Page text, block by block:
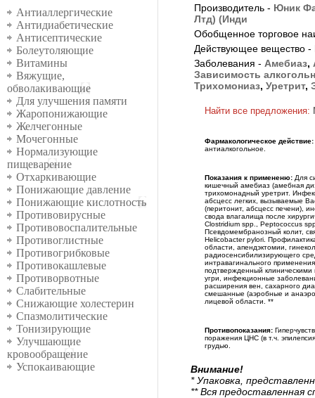
Группы
Антиаллергические
Антидиабетические
Антисептические
Болеутоляющие
Витамины
Вяжущие,
обволакивающие
Для улучшения памяти
Жаропонижающие
Желчегонные
Мочегонные
Нормализующие
пищеварение
Отхаркивающие
Понижающие давление
Понижающие кислотность
Противовирусные
Противовоспалительные
Противоглистные
Противогрибковые
Противокашлевые
Противорвотные
Слабительные
Снижающие холестерин
Спазмолитические
Тонизирующие
Улучшающие
кровообращение
Успокаивающие
Производитель - Юник
Лтд) (Инди
Обобщенное торговое
Действующее вещество -
Заболевания - Амебиаз,
Зависимость
Трихомониаз, Уретрит,
Найти все предложения:
Фармакологическое действие:
антиалкогольное.
Показания к примененю: Для
кишечный амебиаз (амебная
трихомонадный уретрит.
абсцесс легких, вызываемые
(перитонит, абсцесс печени),
свода влагалища после
Clostridium spp., Peptococcus
Псевдомембранозный колит,
Helicobacter pylori.
области, апендэктомии,
радиосенсибилизирующего
интравагинального
подтвержденный
угри, инфекционные
расширения вен, сахарного
смешанные (аэробные и
лицевой области. **
Противопоказания:
поражения ЦНС (в т.ч.
грудью.
Внимание!
* Упаковка,
** Вся предоставленная